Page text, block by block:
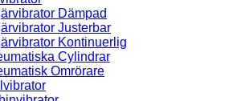
Dämpad
Justerbar
Kontinuerlig
Cylindrar
Omrörare